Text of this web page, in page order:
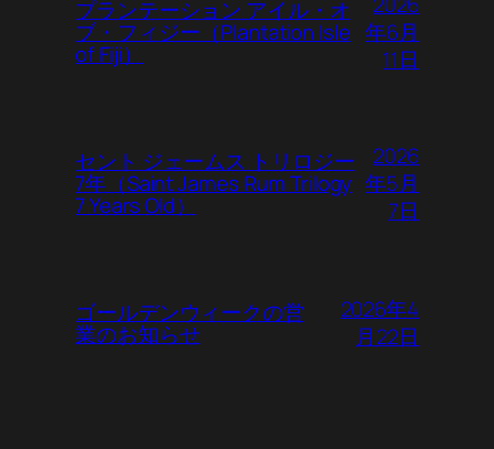
プランテーション アイル・オ
ブ・フィジー（Plantation Isle
of Fiji）
年6月
11日
セント ジェームス トリロジー
7年（Saint James Rum Trilogy
7 Years Old）
2026
年5月
7日
ゴールデンウィークの営
業のお知らせ
2026年4
月22日